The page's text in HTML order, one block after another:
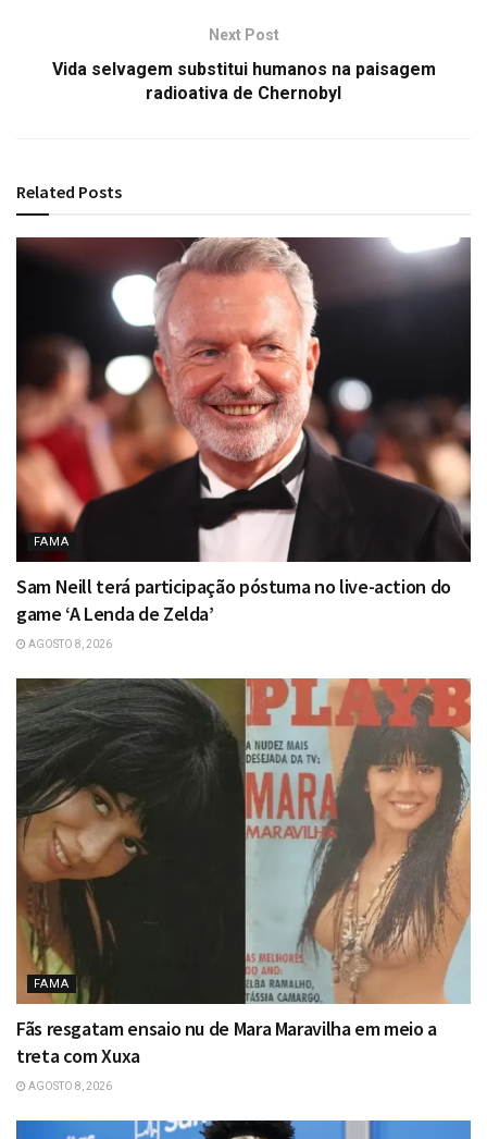
Next Post
Vida selvagem substitui humanos na paisagem
radioativa de Chernobyl
Related Posts
FAMA
Sam Neill terá participação póstuma no live-action do
game ‘A Lenda de Zelda’
AGOSTO 8, 2026
FAMA
Fãs resgatam ensaio nu de Mara Maravilha em meio a
treta com Xuxa
AGOSTO 8, 2026